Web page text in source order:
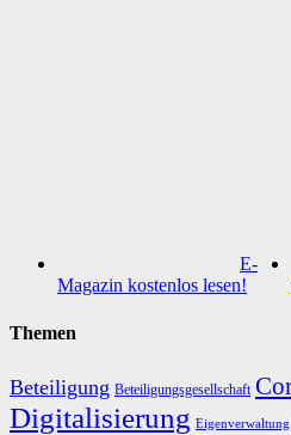
E-
Magazin kostenlos lesen!
Themen
Beteiligung Beteiligungsgesellschaft
Digitalisierung Eigenverwaltung